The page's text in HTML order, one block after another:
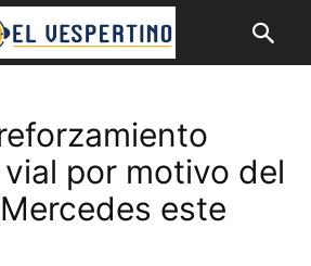
por motivo del
este